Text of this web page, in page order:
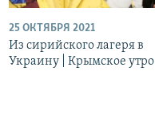
25 ОКТЯБРЯ 2021
Из сирийского лагеря в
Украину | Крымское утро